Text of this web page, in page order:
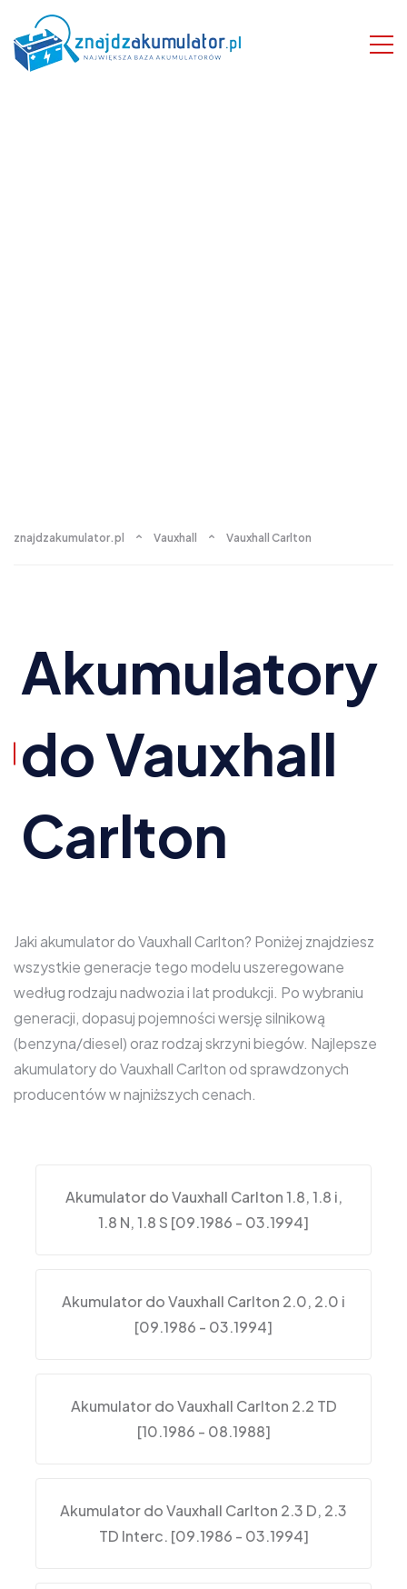
znajdzakumulator.pl Vauxhall Vauxhall Carlton
Akumulatory
do Vauxhall
Carlton
Jaki akumulator do Vauxhall Carlton? Poniżej znajdziesz
wszystkie generacje tego modelu uszeregowane
według rodzaju nadwozia i lat produkcji. Po wybraniu
generacji, dopasuj pojemności wersję silnikową
(benzyna/diesel) oraz rodzaj skrzyni biegów. Najlepsze
akumulatory do Vauxhall Carlton od sprawdzonych
producentów w najniższych cenach.
Akumulator do Vauxhall Carlton 1.8, 1.8 i,
1.8 N, 1.8 S [09.1986 - 03.1994]
Akumulator do Vauxhall Carlton 2.0, 2.0 i
[09.1986 - 03.1994]
Akumulator do Vauxhall Carlton 2.2 TD
[10.1986 - 08.1988]
Akumulator do Vauxhall Carlton 2.3 D, 2.3
TD Interc. [09.1986 - 03.1994]